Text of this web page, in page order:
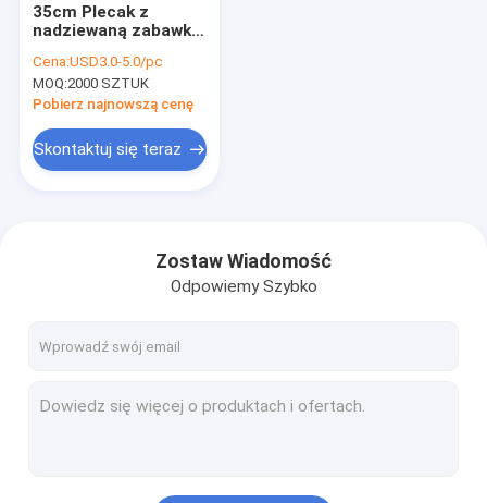
35cm Plecak z
nadziewaną zabawką
prezent na pamiątkę
Cena:USD3.0-5.0/pc
MOQ:2000 SZTUK
Pobierz najnowszą cenę
Skontaktuj się teraz
Zostaw Wiadomość
Odpowiemy Szybko